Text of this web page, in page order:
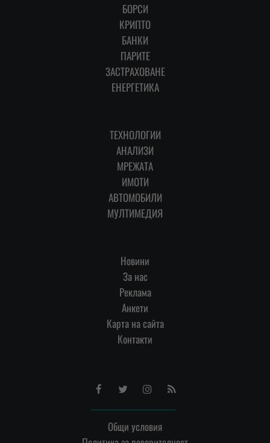
БОРСИ
КРИПТО
БАНКИ
ПАРИТЕ
ЗАСТРАХОВАНЕ
ЕНЕРГЕТИКА
ТЕХНОЛОГИИ
АНАЛИЗИ
МРЕЖАТА
ИМОТИ
АВТОМОБИЛИ
МУЛТИМЕДИЯ
Новини
За нас
Реклама
Анкети
Карта на сайта
Контакти
FacebookTwitterInstagram
RSS
Общи условия